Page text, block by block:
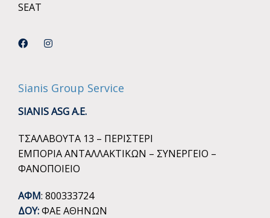
SEAT
Sianis Group Service
SIANIS ASG A.E.
ΤΣΑΛΑΒΟΥΤΑ 13 – ΠΕΡΙΣΤΕΡΙ
ΕΜΠΟΡΙΑ ΑΝΤΑΛΛΑΚΤΙΚΩΝ – ΣΥΝΕΡΓΕΙΟ –
ΦΑΝΟΠΟΙΕΙΟ
ΑΦΜ: 800333724
ΔΟΥ:ΦΑΕ ΑΘΗΝΩΝ